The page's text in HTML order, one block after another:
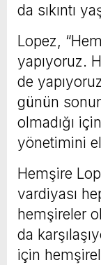
da sıkıntı
Lopez,
yapıyoruz.
de
günün
olmadığı
yönetimini
Hemşire
vardiyası
hemşireler
da
için